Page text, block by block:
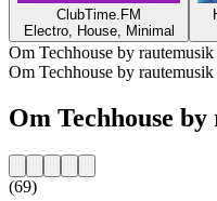
ClubTime.FM
Electro, House, Minimal
Om Techhouse by rautemusik
Om Techhouse by rautemusik
Om Techhouse
(69)